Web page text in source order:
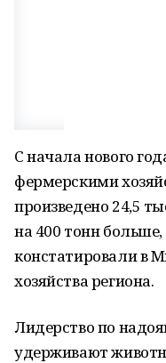
С начала нового
фермерскими
произведено 24,5
на 400 тонн
констатировали в
хозяйства региона.
Лидерство по
удерживают